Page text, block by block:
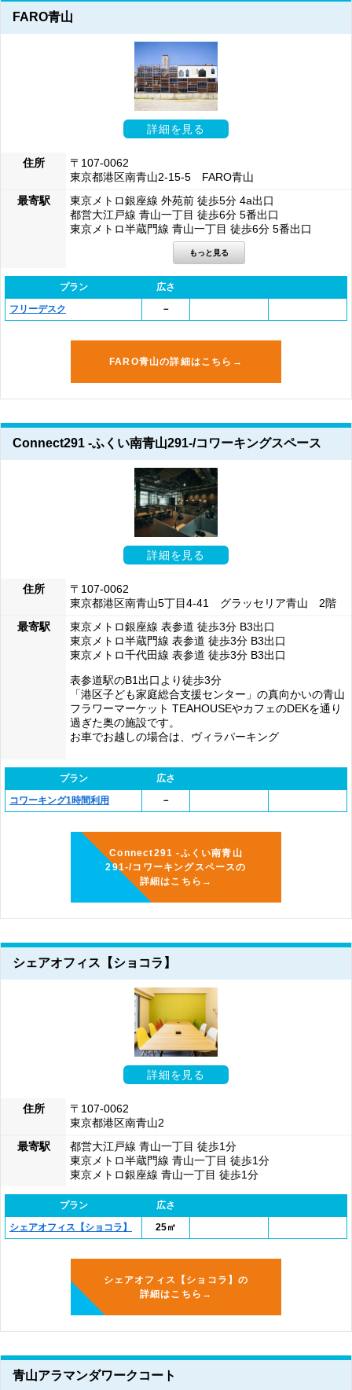
FARO青山
詳細を見る
住所
〒107-0062
東京都港区南青山2-15-5 FARO青山
最寄駅
東京メトロ銀座線 外苑前 徒歩5分 4a出口
都営大江戸線 青山一丁目 徒歩6分 5番出口
東京メトロ半蔵門線 青山一丁目 徒歩6分 5番出口
プラン
広さ
フリーデスク
－
FARO青山の詳細はこちら→
Connect291 -ふくい南青山291-/コワーキングスペース
詳細を見る
住所
〒107-0062
東京都港区南青山5丁目4-41 グラッセリア青山 2階
最寄駅
東京メトロ銀座線 表参道 徒歩3分 B3出口
東京メトロ半蔵門線 表参道 徒歩3分 B3出口
東京メトロ千代田線 表参道 徒歩3分 B3出口
表参道駅のB1出口より徒歩3分
「港区子ども家庭総合支援センター」の真向かいの青山
フラワーマーケット TEAHOUSEやカフェのDEKを通り
過ぎた奥の施設です。
お車でお越しの場合は、ヴィラパーキング
プラン
広さ
コワーキング1時間利用
－
Connect291 -ふくい南青山
291-/コワーキングスペースの
詳細はこちら→
シェアオフィス【ショコラ】
詳細を見る
住所
〒107-0062
東京都港区南青山2
最寄駅
都営大江戸線 青山一丁目 徒歩1分
東京メトロ半蔵門線 青山一丁目 徒歩1分
東京メトロ銀座線 青山一丁目 徒歩1分
プラン
広さ
シェアオフィス【ショコラ】
25㎡
シェアオフィス【ショコラ】の
詳細はこちら→
青山アラマンダワークコート